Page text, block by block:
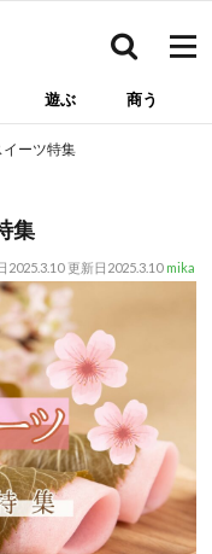
遊ぶ 商う
ーツ特集
集
2025.3.10 更新日 2025.3.10 mika